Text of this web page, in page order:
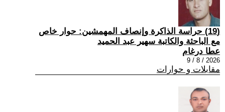
(19) حراسة الذاكرة وإنصاف المهمشين: حوار خاص
مع الباحثة والكاتبة سهير عبد الحميد
عطا درغام
2026 / 8 / 9
مقابلات و حوارات